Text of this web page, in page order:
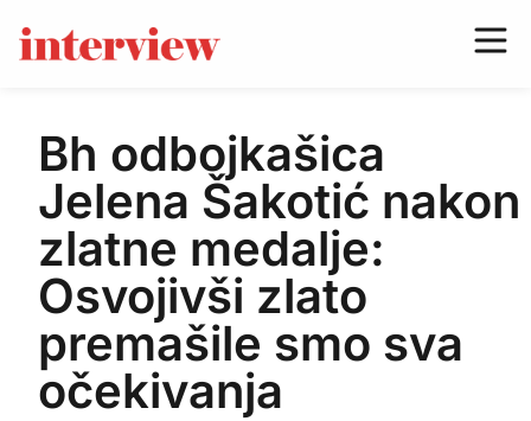
Bh odbojkašica
Jelena Šakotić nakon
zlatne medalje:
Osvojivši zlato
premašile smo sva
očekivanja